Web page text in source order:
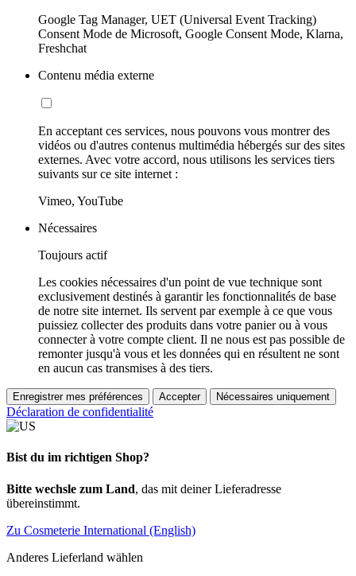
Google Tag Manager, UET (Universal Event Tracking)
Consent Mode de Microsoft, Google Consent Mode, Klarna,
Freshchat
Contenu média externe
En acceptant ces services, nous pouvons vous montrer des
vidéos ou d'autres contenus multimédia hébergés sur des sites
externes. Avec votre accord, nous utilisons les services tiers
suivants sur ce site internet :
Vimeo, YouTube
Nécessaires
Toujours actif
Les cookies nécessaires d'un point de vue technique sont
exclusivement destinés à garantir les fonctionnalités de base
de notre site internet. Ils servent par exemple à ce que vous
puissiez collecter des produits dans votre panier ou à vous
connecter à votre compte client. Il ne nous est pas possible de
remonter jusqu'à vous et les données qui en résultent ne sont
en aucun cas transmises à des tiers.
Enregistrer mes préférences Accepter Nécessaires uniquement
Déclaration de confidentialité
Bist du im richtigen Shop?
Bitte wechsle zum Land, das mit deiner Lieferadresse
übereinstimmt.
Zu Cosmeterie International (English)
Anderes Lieferland wählen